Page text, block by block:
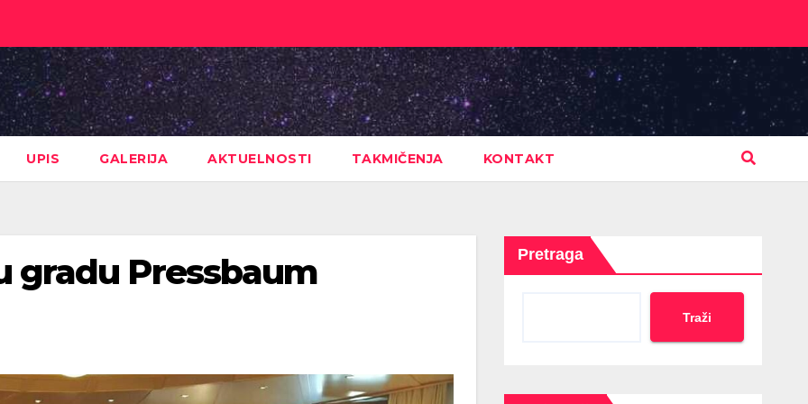
UPIS GALERIJA AKTUELNOSTI TAKMIČENJA KONTAKT
gradu Pressbaum Pretraga
Traži